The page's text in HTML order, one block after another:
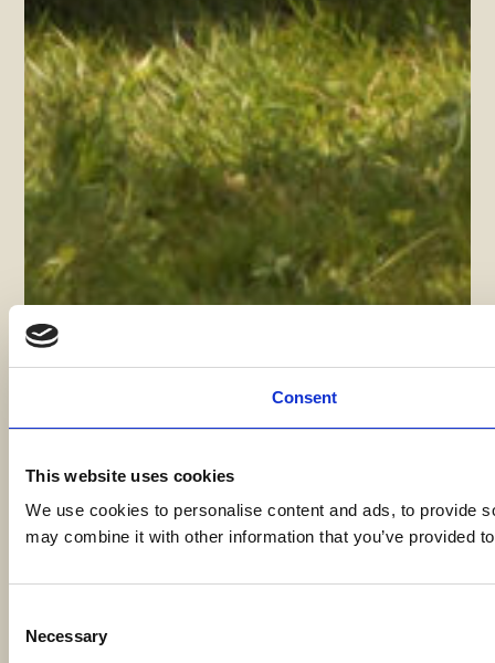
Consent
This website uses cookies
We use cookies to personalise content and ads, to provide
may combine it with other information that you’ve provided
Selection
Necessary